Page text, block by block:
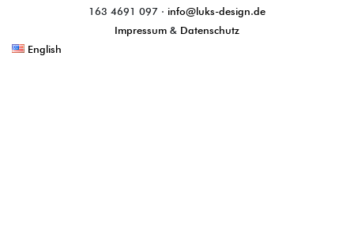
163 4691 097 · info@luks-design.de
Impressum & Datenschutz
English